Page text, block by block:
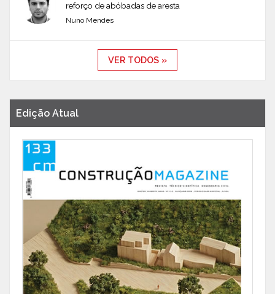
reforço de abóbadas de aresta
Nuno Mendes
VER TODOS »
Edição Atual